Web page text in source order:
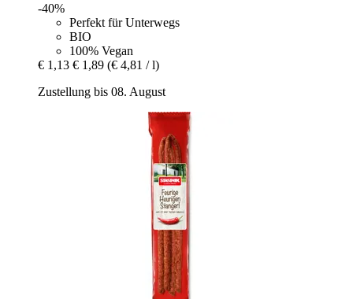
-40%
Perfekt für Unterwegs
BIO
100% Vegan
€ 1,13 € 1,89 (€ 4,81 / l)
Zustellung bis 08. August